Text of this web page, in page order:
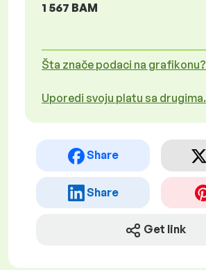
1 567 BAM
Šta znače podaci na grafikonu?
Uporedi svoju platu sa drugima.
Share
Share
Get link